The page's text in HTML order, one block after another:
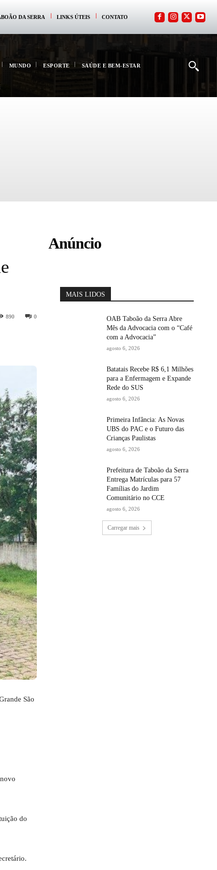
DA SERRA LINKS ÚTEIS CONTATO
MUNDO ESPORTE SAÚDE E BEM-ESTAR
0
890
São
do
Anúncio
MAIS LIDOS
OAB Taboão da Serra Abre
Mês da Advocacia com o “Café
com a Advocacia”
agosto 6, 2026
Batatais Recebe R$ 6,1 Milhões
para a Enfermagem e Expande
Rede do SUS
agosto 6, 2026
Primeira Infância: As Novas
UBS do PAC e o Futuro das
Crianças Paulistas
agosto 6, 2026
Prefeitura de Taboão da Serra
Entrega Matrículas para 57
Famílias do Jardim
Comunitário no CCE
agosto 6, 2026
Carregar mais